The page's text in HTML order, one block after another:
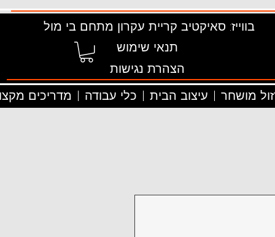
בווייז: סאיקטיב קריית עקרון מתחם בי מול
תנאי שימוש
הצהרת נגישות
מדריכים כלי עבודה עיצוב הבית מושחר